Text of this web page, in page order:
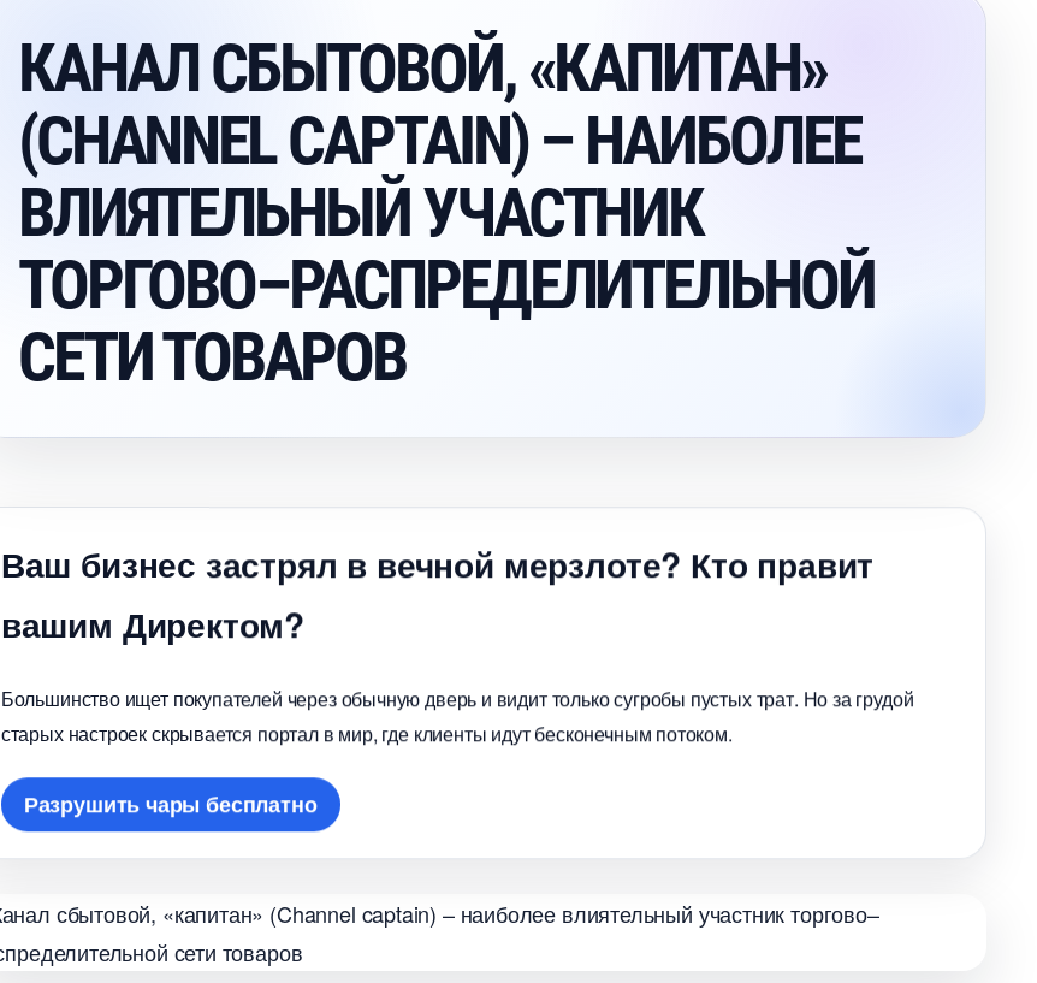
КАНАЛ СБЫТОВОЙ, «КАПИТАН»
(CHANNEL CAPTAIN) – НАИБОЛЕЕ
ЛИЯТЕЛЬНЫЙ УЧАСТНИК
ТОРГОВО–РАСПРЕДЕЛИТЕЛЬНОЙ
СЕТИ ТОВАРО
аш бизнес застрял в вечной мерзлоте? Кто правит
ашим Директом?
Большинство ищет покупателей через обычную дверь и видит только сугробы пустых трат. Но за грудой
старых настроек скрывается портал в мир, где клиенты идут бесконечным потоком.
Разрушить чары бесплатно